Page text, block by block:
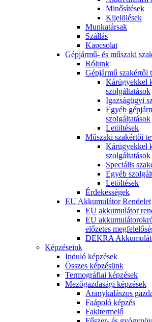
Minősítések
Kijelölések
Munkatársak
Szállás
Kapcsolat
Gépjármű- és műszaki
Rólunk
Gépjármű szakértői
Kárügyekkel
szolgáltatások
Igazságügyi
Egyéb
szolgáltatások
Letöltések
Műszaki szakértői
Kárügyekkel
szolgáltatások
Speciális
Egyéb
Letöltések
Érdekességek
EU Akkumulátor Rendelet
EU akkumulátor
EU
előzetes
DEKRA
Képzéseink
Induló képzések
Összes képzésünk
Termográfiai képzések
Mezőgazdasági képzések
Aranykalászos
Faápoló képzés
Fakitermelő